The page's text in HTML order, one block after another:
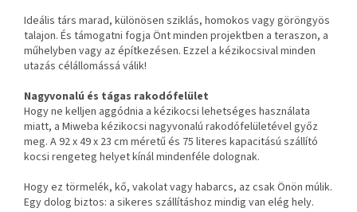
Ideális társ marad, különösen sziklás, homokos vagy göröngyös
talajon. És támogatni fogja Önt minden projektben a teraszon, a
műhelyben vagy az építkezésen. Ezzel a kézikocsival minden
utazás célállomássá válik!
Nagyvonalú és tágas rakodófelület
Hogy ne kelljen aggódnia a kézikocsi lehetséges használata
miatt, a Miweba kézikocsi nagyvonalú rakodófelületével győz
meg. A 92 x 49 x 23 cm méretű és 75 literes kapacitású szállító
kocsi rengeteg helyet kínál mindenféle dolognak.
Hogy ez törmelék, kő, vakolat vagy habarcs, az csak Önön múlik.
Egy dolog biztos: a sikeres szállításhoz mindig van elég hely.